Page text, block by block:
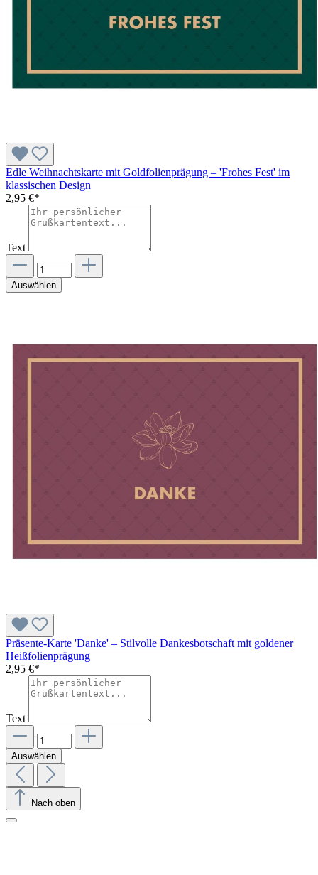
Edle Weihnachtskarte mit Goldfolienprägung – 'Frohes Fest' im
klassischen Design
2,95 €*
Text
Auswählen
Präsente-Karte 'Danke' – Stilvolle Dankesbotschaft mit goldener
Heißfolienprägung
2,95 €*
Text
Auswählen
Nach oben